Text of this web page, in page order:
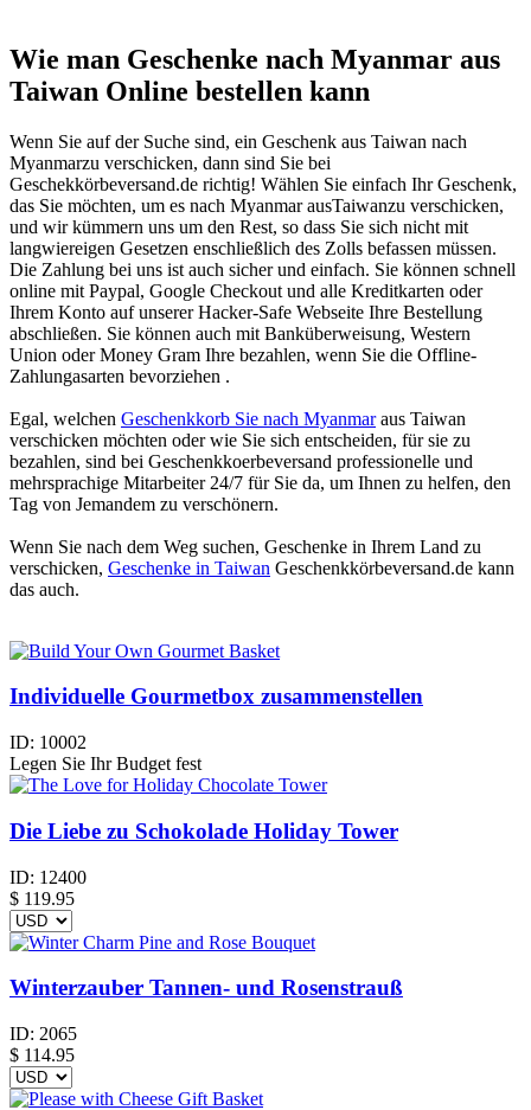
Wie man Geschenke nach Myanmar aus
Taiwan Online bestellen kann
Wenn Sie auf der Suche sind, ein Geschenk aus Taiwan nach
Myanmarzu verschicken, dann sind Sie bei
Geschekkörbeversand.de richtig! Wählen Sie einfach Ihr Geschenk,
das Sie möchten, um es nach Myanmar ausTaiwanzu verschicken,
und wir kümmern uns um den Rest, so dass Sie sich nicht mit
langwiereigen Gesetzen enschließlich des Zolls befassen müssen.
Die Zahlung bei uns ist auch sicher und einfach. Sie können schnell
online mit Paypal, Google Checkout und alle Kreditkarten oder
Ihrem Konto auf unserer Hacker-Safe Webseite Ihre Bestellung
abschließen. Sie können auch mit Banküberweisung, Western
Union oder Money Gram Ihre bezahlen, wenn Sie die Offline-
Zahlungasarten bevorziehen .
Egal, welchen Geschenkkorb Sie nach Myanmaraus Taiwan
verschicken möchten oder wie Sie sich entscheiden, für sie zu
bezahlen, sind bei Geschenkkoerbeversand professionelle und
mehrsprachige Mitarbeiter 24/7 für Sie da, um Ihnen zu helfen, den
Tag von Jemandem zu verschönern.
Wenn Sie nach dem Weg suchen, Geschenke in Ihrem Land zu
verschicken, Geschenke in Taiwan Geschenkkörbeversand.de kann
das auch.
Individuelle Gourmetbox zusammenstellen
ID: 10002
Legen Sie Ihr Budget fest
Die Liebe zu Schokolade Holiday Tower
ID: 12400
$ 119.95
Winterzauber Tannen- und Rosenstrauß
ID: 2065
$ 114.95